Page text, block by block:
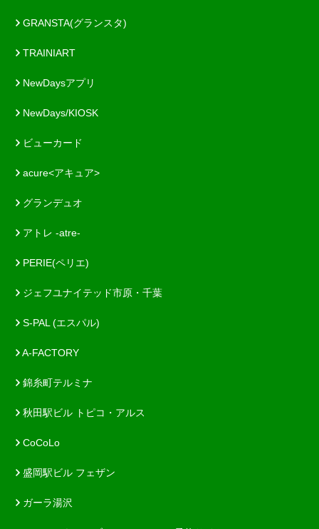
GRANSTA(グランスタ)
TRAINIART
NewDaysアプリ
NewDays/KIOSK
ビューカード
acure<アキュア>
グランデュオ
アトレ -atre-
PERIE(ペリエ)
ジェフユナイテッド市原・千葉
S-PAL (エスパル)
A-FACTORY
錦糸町テルミナ
秋田駅ビル トピコ・アルス
CoCoLo
盛岡駅ビル フェザン
ガーラ湯沢